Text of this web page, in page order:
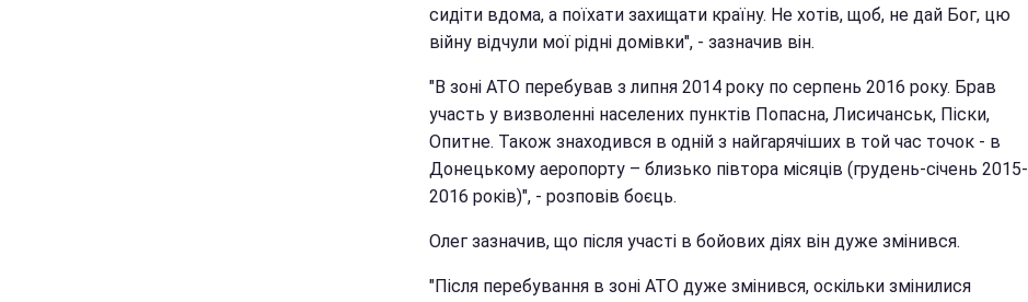
сидіти вдома, а поїхати захищати країну. Не хотів, щоб, не дай Бог, цю
війну відчули мої рідні домівки", - зазначив він.
"В зоні АТО перебував з липня 2014 року по серпень 2016 року. Брав
участь у визволенні населених пунктів Попасна, Лисичанськ, Піски,
Опитне. Також знаходився в одній з найгарячіших в той час точок - в
Донецькому аеропорту – близько півтора місяців (грудень-січень 2015-
2016 років)", - розповів боєць.
Олег зазначив, що після участі в бойових діях він дуже змінився.
"Після перебування в зоні АТО дуже змінився, оскільки змінилися